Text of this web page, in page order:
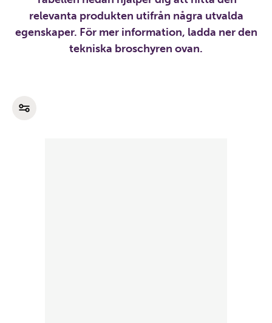
relevanta produkten utifrån några utvalda
egenskaper. För mer information, ladda ner den
tekniska broschyren ovan.